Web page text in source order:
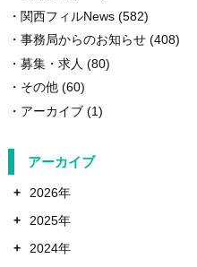
関西フィルNews(582)
事務局からのお知らせ(408)
募集・求人 (80)
その他(60)
アーカイブ(1)
アーカイブ
+
2026年
+
2025年
+
2024年